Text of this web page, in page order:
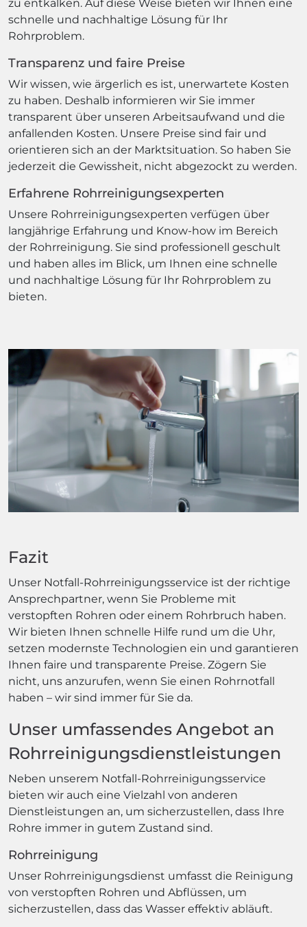
zu entkalken. Auf diese Weise bieten wir Ihnen eine
schnelle und nachhaltige Lösung für Ihr
Rohrproblem.
Transparenz und faire Preise
Wir wissen, wie ärgerlich es ist, unerwartete Kosten
zu haben. Deshalb informieren wir Sie immer
transparent über unseren Arbeitsaufwand und die
anfallenden Kosten. Unsere Preise sind fair und
orientieren sich an der Marktsituation. So haben Sie
jederzeit die Gewissheit, nicht abgezockt zu werden.
Erfahrene Rohrreinigungsexperten
Unsere Rohrreinigungsexperten verfügen über
langjährige Erfahrung und Know-how im Bereich
der Rohrreinigung. Sie sind professionell geschult
und haben alles im Blick, um Ihnen eine schnelle
und nachhaltige Lösung für Ihr Rohrproblem zu
bieten.
Fazit
Unser Notfall-Rohrreinigungsservice ist der richtige
Ansprechpartner, wenn Sie Probleme mit
verstopften Rohren oder einem Rohrbruch haben.
Wir bieten Ihnen schnelle Hilfe rund um die Uhr,
setzen modernste Technologien ein und garantieren
Ihnen faire und transparente Preise. Zögern Sie
nicht, uns anzurufen, wenn Sie einen Rohrnotfall
haben – wir sind immer für Sie da.
Unser umfassendes Angebot an
Rohrreinigungsdienstleistungen
Neben unserem Notfall-Rohrreinigungsservice
bieten wir auch eine Vielzahl von anderen
Dienstleistungen an, um sicherzustellen, dass Ihre
Rohre immer in gutem Zustand sind.
Rohrreinigung
Unser Rohrreinigungsdienst umfasst die Reinigung
von verstopften Rohren und Abflüssen, um
sicherzustellen, dass das Wasser effektiv abläuft.